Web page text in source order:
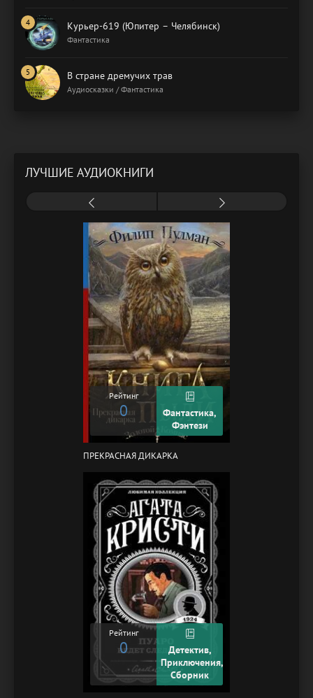
Курьер-619 (Юпитер – Челябинск)
Фантастика
В стране дремучих трав
Аудиосказки / Фантастика
ЛУЧШИЕ АУДИОКНИГИ
Рейтинг
0
Фантастика,
Фэнтези
ПРЕКРАСНАЯ ДИКАРКА
Рейтинг
0
Детектив,
Приключения,
Сборник